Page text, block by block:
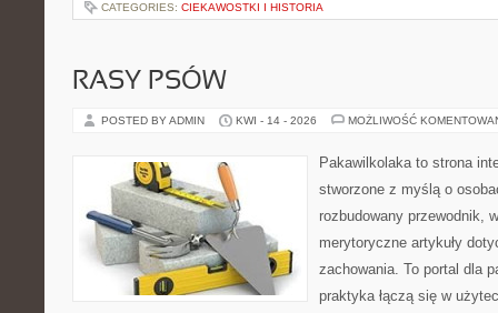
CATEGORIES: CIEKAWOSTKI I HISTORIA
RASY PSÓW
POSTED BY ADMIN KWI - 14 - 2026 MOŻLIWOŚĆ
Pakawilkolaka to strona
stworzone z myślą o
rozbudowany przewodnik,
merytoryczne artykuły
zachowania. To portal dla
praktyka łączą się w